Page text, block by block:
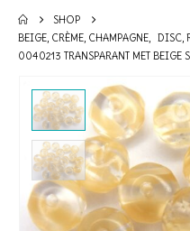
SHOP
BEIGE, CRÈME, CHAMPAGNE, DISC,
0040213 TRANSPARANT MET BEIGE